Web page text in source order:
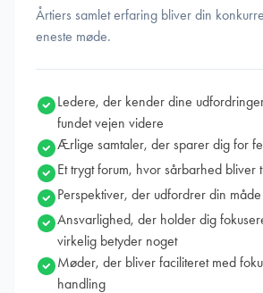
Årtiers samlet erfaring bliver din
eneste møde.
Ledere, der kender dine
fundet vejen videre
Ærlige samtaler, der sparer dig for
Et trygt forum, hvor sårbarhed bliver
Perspektiver, der udfordrer din
Ansvarlighed, der holder dig
virkelig betyder noget
Møder, der bliver faciliteret med
handling